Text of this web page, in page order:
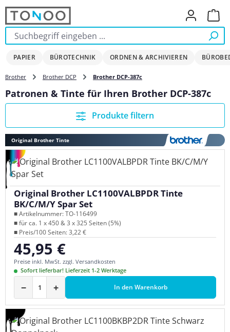
Zum Hauptinhalt springen
PAPIER BÜROTECHNIK ORDNEN & ARCHIVIEREN
Brother Brother DCP Brother DCP-387c
Patronen & Tinte für Ihren Brother DCP-387c
Produkte filtern
Original Brother Tinte
Original Brother LC1100VALBPDR Tinte
BK/C/M/Y Spar Set
■ Artikelnummer: TO-116499
■ für ca. 1 x 450 & 3 x 325 Seiten (5%)
■ Preis/100 Seiten: 3,22 €
Regulärer Preis:
45,95 €
Preise inkl. MwSt. zzgl. Versandkosten
Sofort lieferbar! Lieferzeit 1-2 Werktage
− + In den Warenkorb